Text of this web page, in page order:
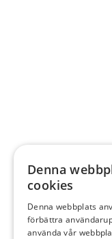
Denna
cookies
Denna webbplats
förbättra
använda vår